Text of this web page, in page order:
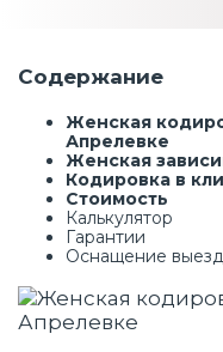
Содержание
Женская
Апрелевке
Женская
Кодировка в
Стоимость
Калькулятор
Гарантии
Оснащение